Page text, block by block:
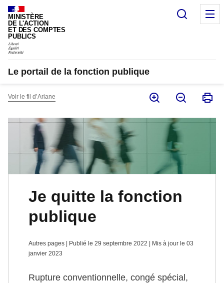
Panneau de gestion des cookies
MINISTÈRE
DE L'ACTION
ET DES COMPTES
PUBLICS
Le portail de la fonction publique
Voir le fil d’Ariane
Je quitte la fonction
publique
Autres pages | Publié le 29 septembre 2022 | Mis à jour le 03
janvier 2023
Rupture conventionnelle, congé spécial,